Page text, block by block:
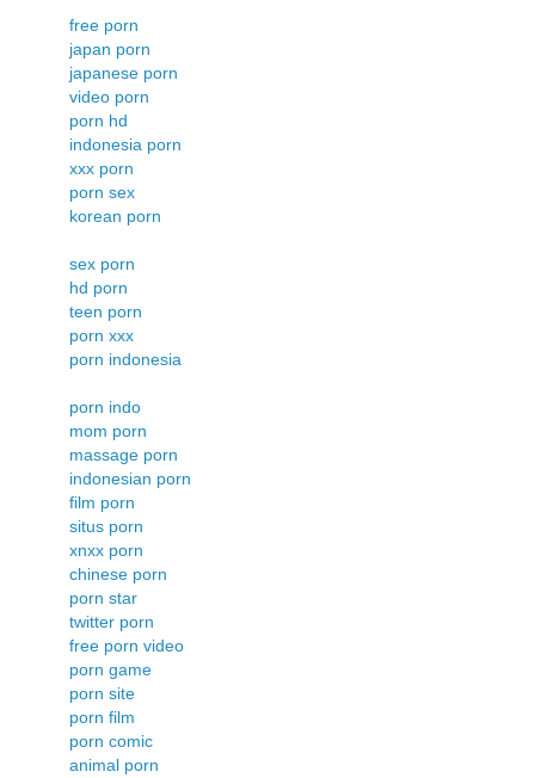
free porn
japan porn
japanese porn
video porn
porn hd
indonesia porn
xxx porn
porn sex
korean porn
sex porn
hd porn
teen porn
porn xxx
porn indonesia
porn indo
mom porn
massage porn
indonesian porn
film porn
situs porn
xnxx porn
chinese porn
porn star
twitter porn
free porn video
porn game
porn site
porn film
porn comic
animal porn